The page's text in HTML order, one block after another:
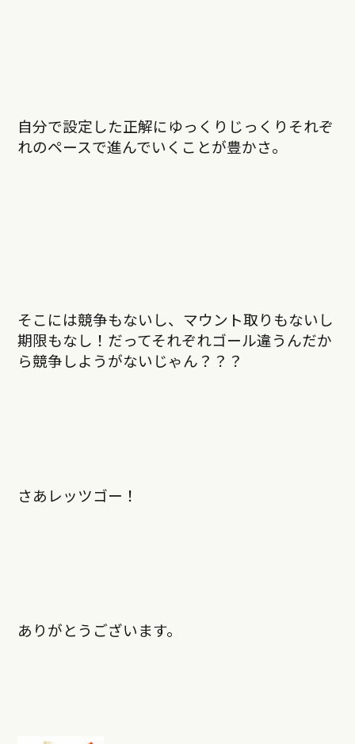
自分で設定した正解にゆっくりじっくりそれぞ
れのペースで進んでいくことが豊かさ。
そこには競争もないし、マウント取りもないし
期限もなし！だってそれぞれゴール違うんだか
ら競争しようがないじゃん？？？
さあレッツゴー！
ありがとうございます。